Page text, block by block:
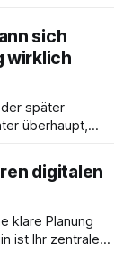
schwierige
Klinik bleiben –
Sie
sich
wirklich
später
überhaupt,
Steuersoftware
meist
digitalen
klare Planung
ist Ihr zentraler